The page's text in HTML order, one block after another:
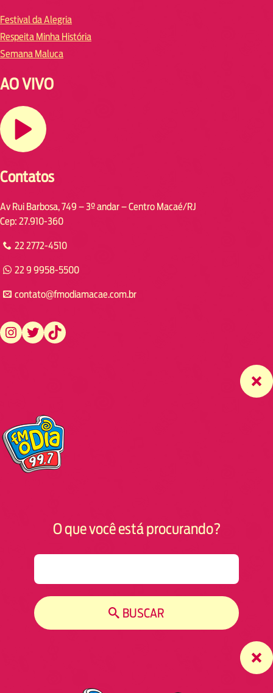
Festival da Alegria
Respeita Minha História
Semana Maluca
AO VIVO
Contatos
Av Rui Barbosa, 749 – 3º andar – Centro Macaé/RJ
Cep: 27.910-360
22 2772-4510
22 9 9958-5500
contato@fmodiamacae.com.br
https://www.instagram.com/fmodia.macae/ https://twitter.com/fmodia.macae/ https://www.tiktok.com/@fmodia.macae
O que você está procurando?
BUSCAR